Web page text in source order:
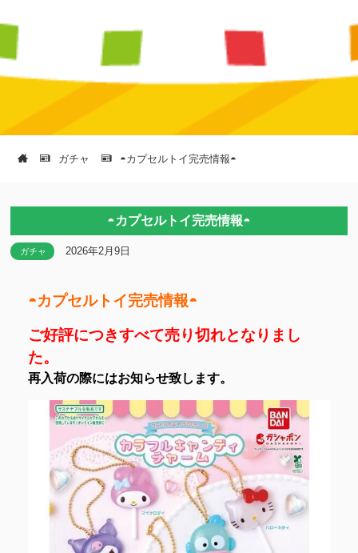
ガチャ ◓カプセルトイ完売情報◓
◓カプセルトイ完売情報◓
ガチャ 2026年2月9日
◓カプセルトイ完売情報◓
ご好評につきすべて売り切れとなりまし
た。
再入荷の際にはお知らせ致します。